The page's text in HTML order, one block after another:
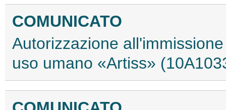
COMUNICATO
Autorizzazione
uso umano «Artiss»